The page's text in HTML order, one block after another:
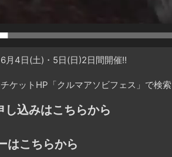
月4日(土)・5日(日)2日間開催!!
ケットHP「クルマアソビフェス」で検索
込みはこちらから
はこちらから